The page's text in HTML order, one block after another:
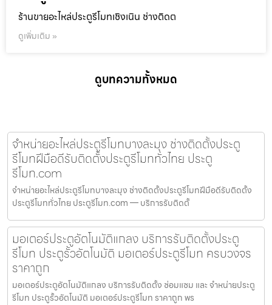
ร้านขายอะไหล่ประตูรีโมทเชิงเนิน ช่างติดต
ดูเพิ่มเติม »
ดูบทความทั้งหมด
จำหน่ายอะไหล่ประตูรีโมทบางละมุง ช่างติดตั้งประตู
รีโมทฝีมือดีรับติดตั้งประตูรีโมททั่วไทย ประตู
รีโมท.com
จำหน่ายอะไหล่ประตูรีโมทบางละมุง ช่างติดตั้งประตูรีโมทฝีมือดีรับติดตั้ง
ประตูรีโมททั่วไทย ประตูรีโมท.com — บริการรับติดตั้
มอเตอร์ประตูอัตโนมัติแกลง บริการรับติดตั้งประตู
รีโมท ประตูรั้วอัตโนมัติ มอเตอร์ประตูรีโมท ครบวงจร
ราคาถูก
มอเตอร์ประตูอัตโนมัติแกลง บริการรับติดตั้ง ซ่อมแซม และ จำหน่ายประตู
รีโมท ประตูรั้วอัตโนมัติ มอเตอร์ประตูรีโมท ราคาถูก พร